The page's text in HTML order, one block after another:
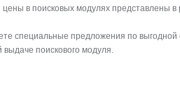
цены в поисковых модулях представлены в
специальные предложения по выгодной
выдаче поискового модуля.